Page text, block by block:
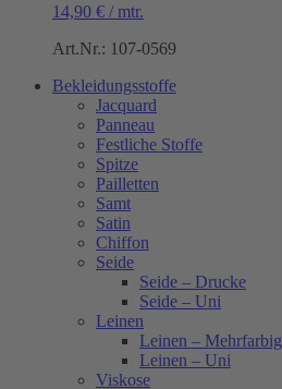
14,90 € / mtr.
Art.Nr.: 107-0569
Bekleidungsstoffe
Jacquard
Panneau
Festliche Stoffe
Spitze
Pailletten
Samt
Satin
Chiffon
Seide
Seide – Drucke
Seide – Uni
Leinen
Leinen – Mehrfarbig
Leinen – Uni
Viskose